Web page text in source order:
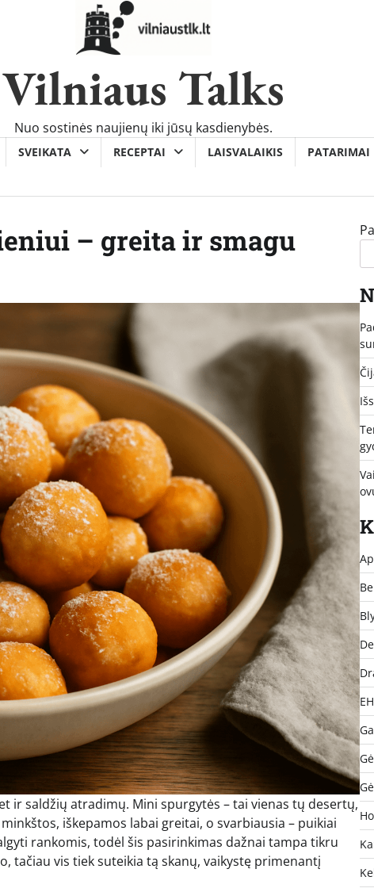
Vilniaus Talks
Nuo sostinės naujienų iki jūsų kasdienybės.
SVEIKATA RECEPTAI LAISVALAIKIS PATARIMAI
– greita ir smagu
ir saldžių atradimų. Mini spurgytės – tai vienas tų desertų,
iškepamos labai greitai, o svarbiausia – puikiai
rankomis, todėl šis pasirinkimas dažnai tampa tikru
tačiau vis tiek suteikia tą skanų, vaikystę primenantį